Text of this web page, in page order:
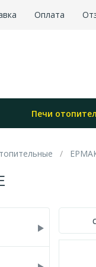
Оплата
Печи